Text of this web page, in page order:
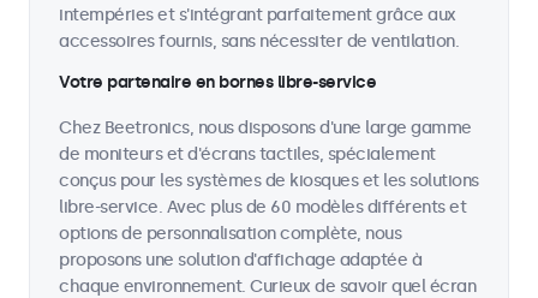
intempéries et s'intégrant parfaitement grâce aux
accessoires fournis, sans nécessiter de ventilation.
Votre partenaire en bornes libre-service
Chez Beetronics, nous disposons d'une large gamme
de moniteurs et d'écrans tactiles, spécialement
conçus pour les systèmes de kiosques et les solutions
libre-service. Avec plus de 60 modèles différents et
options de personnalisation complète, nous
proposons une solution d'affichage adaptée à
chaque environnement. Curieux de savoir quel écran